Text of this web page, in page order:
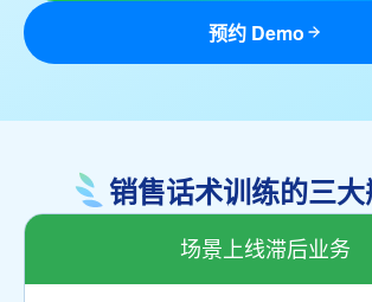
预约 Demo
销售话术训练的三
场景上线滞后业务